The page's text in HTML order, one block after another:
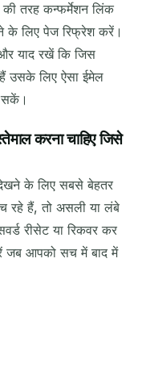
की तरह कन्फर्मेशन लिंक
के लिए पेज रिफ्रेश करें।
याद रखें कि जिस
उसके लिए ऐसा ईमेल
सकें।
करना चाहिए जिसे
के लिए सबसे बेहतर
रहे हैं, तो असली या लंबे
रीसेट या रिकवर कर
जब आपको सच में बाद में